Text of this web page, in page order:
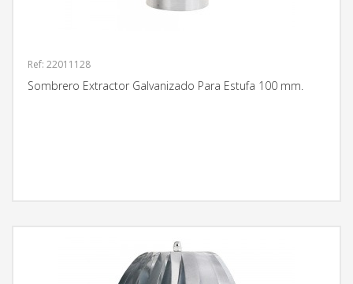
Ref: 22011128
Sombrero Extractor Galvanizado Para Estufa 100 mm.